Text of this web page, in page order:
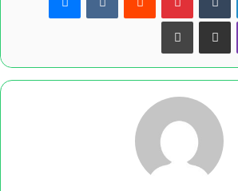
ڤايبر مشاركة عبر البريد طباعة